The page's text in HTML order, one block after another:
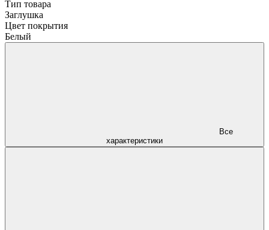
Тип товара
Заглушка
Цвет покрытия
Белый
характеристики